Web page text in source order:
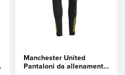
Manchester United
Pantaloni da allenamento